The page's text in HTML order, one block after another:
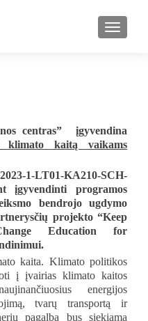
centras” įgyvendina
klimato kaitą vaikams
1-LT01-KA210-SCH-
įgyvendinti programos
bendrojo ugdymo
projekto “Keep
Education for
kaita. Klimato politikos
į įvairias klimato kaitos
energijos
tvarų transportą ir
pagalba bus siekiama